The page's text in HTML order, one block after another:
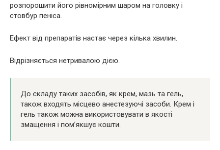
розпорошити його рівномірним шаром на головку і
стовбур пеніса.
Ефект від препаратів настає через кілька хвилин.
Відрізняється нетривалою дією.
До складу таких засобів, як крем, мазь та гель,
також входять місцево анестезуючі засоби. Крем і
гель також можна використовувати в якості
змащення і пом’якшує кошти.